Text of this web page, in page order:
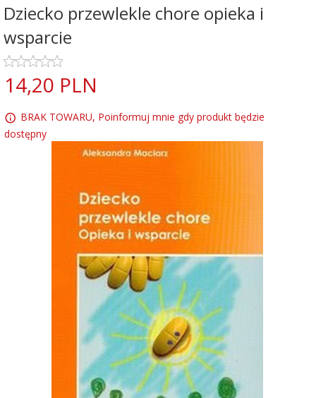
Dziecko przewlekle chore opieka i
wsparcie
14,20 PLN
BRAK TOWARU, Poinformuj mnie gdy produkt będzie
dostępny